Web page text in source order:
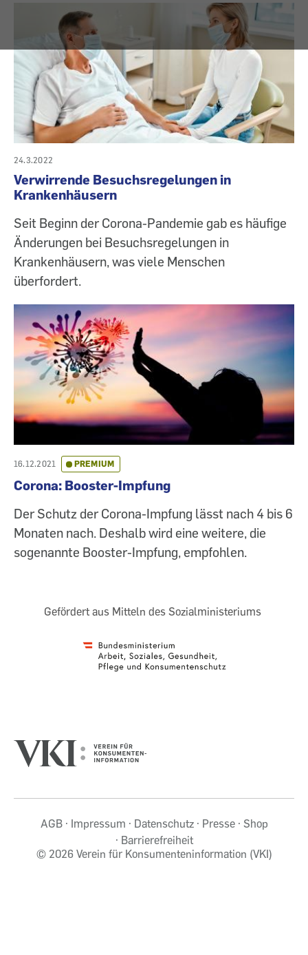
24.3.2022
Verwirrende Besuchsregelungen in
Krankenhäusern
Seit Beginn der Corona-Pandemie gab es häufige
Änderungen bei Besuchsregelungen in
Krankenhäusern, was viele Menschen
überfordert.
16.12.2021 PREMIUM
Corona: Booster-Impfung
Der Schutz der Corona-Impfung lässt nach 4 bis 6
Monaten nach. Deshalb wird eine weitere, die
sogenannte Booster-Impfung, empfohlen.
Gefördert aus Mitteln des Sozialministeriums
AGB Impressum Datenschutz Presse
Shop
Barrierefreiheit
© 2026 Verein für Konsumenteninformation (VKI)